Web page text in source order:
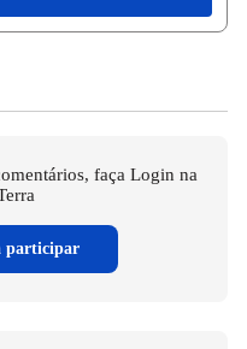
faça Login na
participar